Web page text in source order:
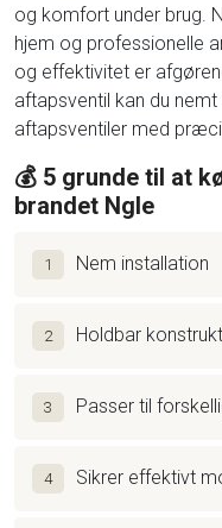
og komfort under brug.
hjem og professionelle
og effektivitet er
aftapsventil kan du
aftapsventiler med
💰 5 grunde til at
brandet Ngle
1 Nem installation
2 Holdbar
3 Passer til
4 Sikrer effektivt